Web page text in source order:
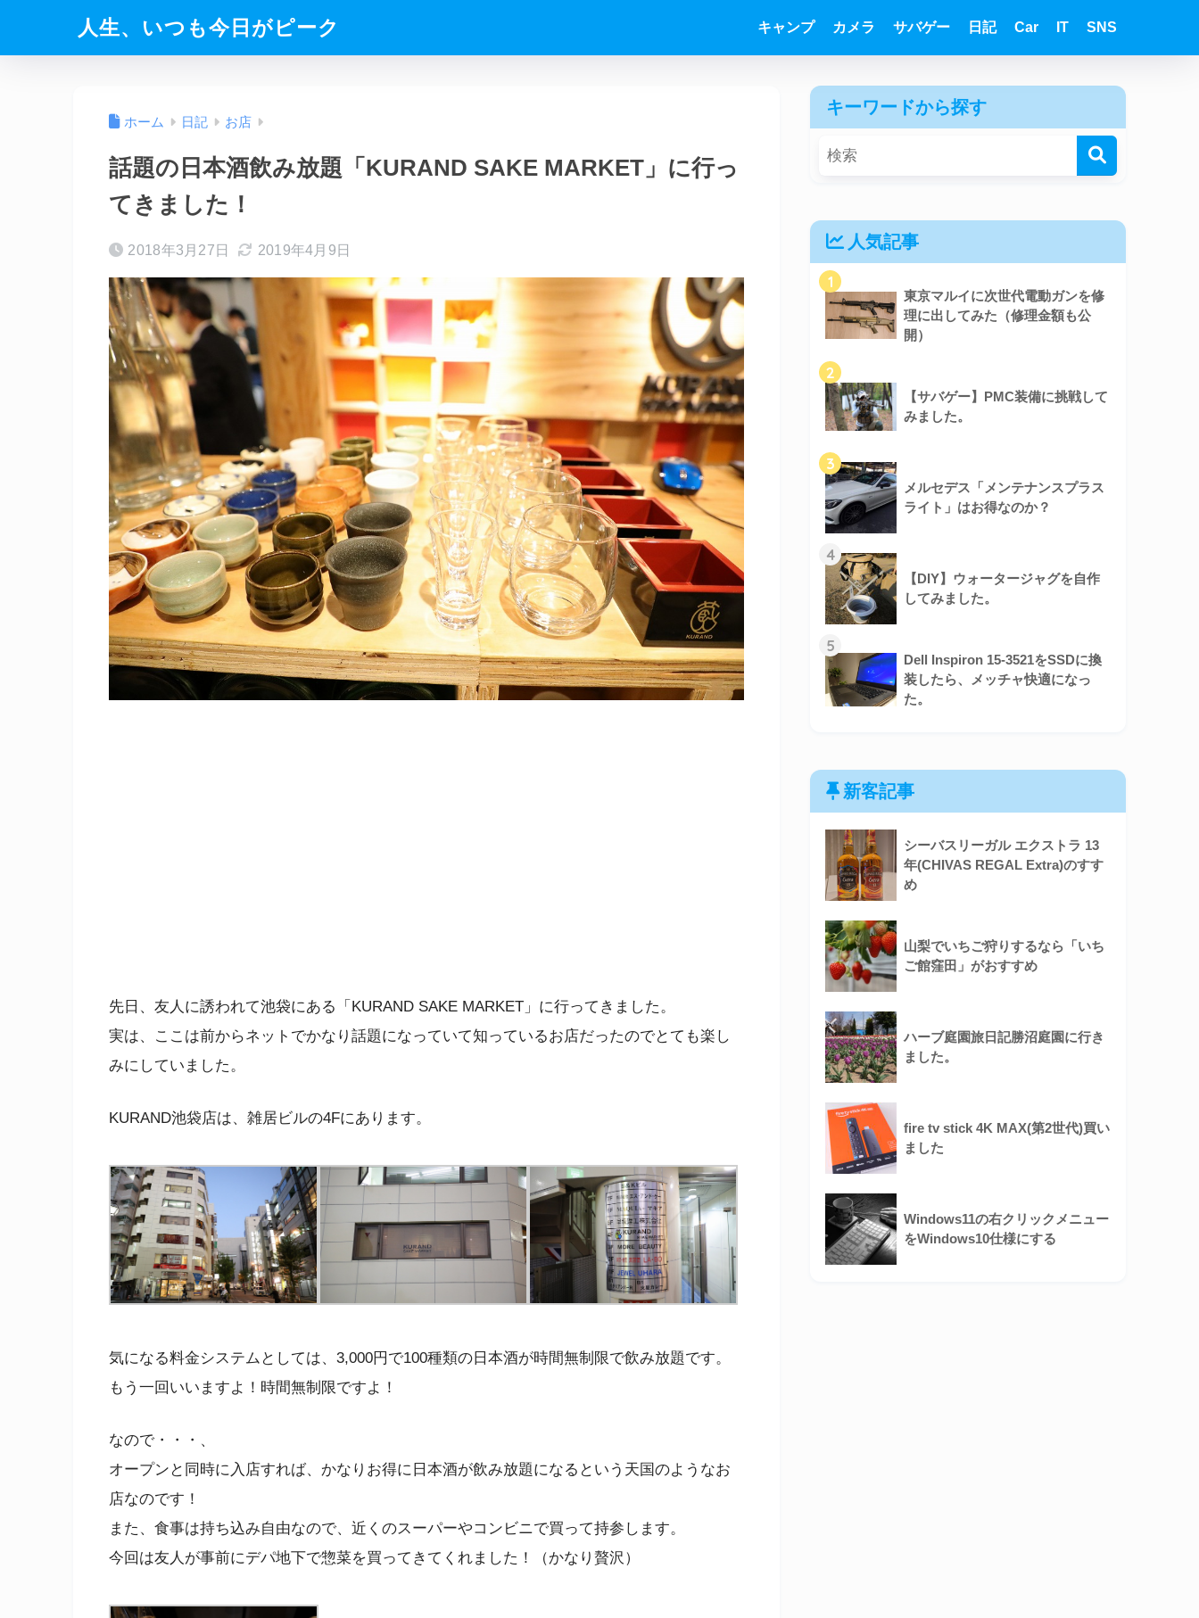
人生、いつも今日がピーク キャンプ カメラ サバゲー 日記 Car IT SNS
ホーム 日記 お店
話題の日本酒飲み放題「KURAND SAKE MARKET」に行っ
てきました！
2018年3月27日 2019年4月9日
先日、友人に誘われて池袋にある「KURAND SAKE MARKET」に行ってきました。
実は、ここは前からネットでかなり話題になっていて知っているお店だったのでとても楽し
みにしていました。
KURAND池袋店は、雑居ビルの4Fにあります。
気になる料金システムとしては、3,000円で100種類の日本酒が時間無制限で飲み放題です。
もう一回いいますよ！時間無制限ですよ！
なので・・・、
オープンと同時に入店すれば、かなりお得に日本酒が飲み放題になるという天国のようなお
店なのです！
また、食事は持ち込み自由なので、近くのスーパーやコンビニで買って持参します。
今回は友人が事前にデパ地下で惣菜を買ってきてくれました！（かなり贅沢）
キーワードから探す
人気記事
1
東京マルイに次世代電動ガンを修
理に出してみた（修理金額も公
開）
2
【サバゲー】PMC装備に挑戦して
みました。
3
メルセデス「メンテナンスプラス
ライト」はお得なのか？
4
【DIY】ウォータージャグを自作
してみました。
5
Dell Inspiron 15-3521をSSDに換
装したら、メッチャ快適になっ
た。
新客記事
シーバスリーガル エクストラ 13
年(CHIVAS REGAL Extra)のすす
め
山梨でいちご狩りするなら「いち
ご館窪田」がおすすめ
ハーブ庭園旅日記勝沼庭園に行き
ました。
fire tv stick 4K MAX(第2世代)買い
ました
Windows11の右クリックメニュー
をWindows10仕様にする